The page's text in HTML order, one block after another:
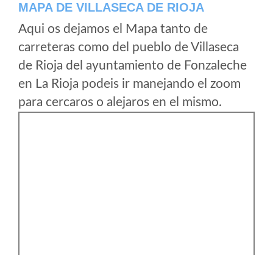
MAPA DE VILLASECA DE RIOJA
Aqui os dejamos el Mapa tanto de
carreteras como del pueblo de Villaseca
de Rioja del ayuntamiento de Fonzaleche
en La Rioja podeis ir manejando el zoom
para cercaros o alejaros en el mismo.